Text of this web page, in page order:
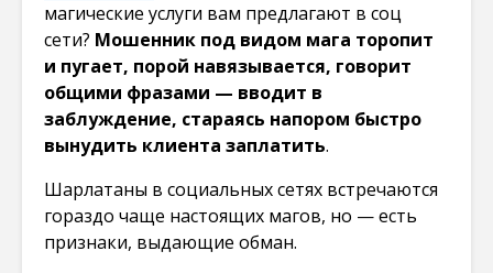
магические услуги вам предлагают в соц
сети? Мошенник под видом мага торопит
и пугает, порой навязывается, говорит
общими фразами — вводит в
заблуждение, стараясь напором быстро
вынудить клиента заплатить.
Шарлатаны в социальных сетях встречаются
гораздо чаще настоящих магов, но — есть
признаки, выдающие обман.